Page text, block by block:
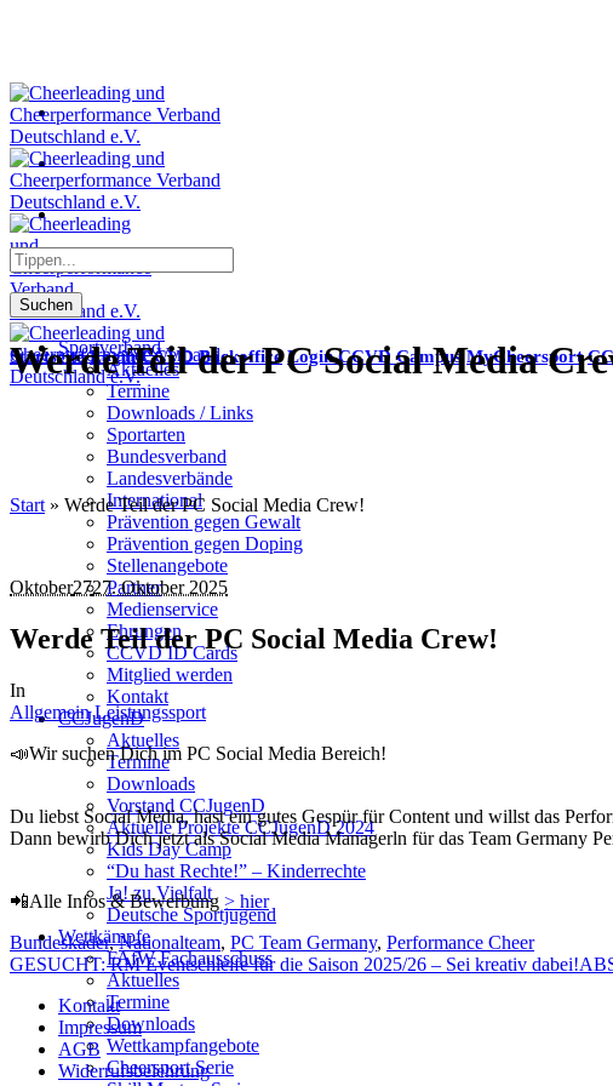
Startseite Login CCVD Backoffice Login CCVD Campus MyCheersport
Suchen
Sportverband
Aktuelles
Termine
Downloads / Links
Sportarten
Bundesverband
Landesverbände
International
Prävention gegen Gewalt
Prävention gegen Doping
Stellenangebote
Partner
Medienservice
Ehrungen
CCVD ID Cards
Mitglied werden
Kontakt
CCJugenD
Aktuelles
Termine
Downloads
Vorstand CCJugenD
Aktuelle Projekte CCJugenD 2024
Kids Day Camp
“Du hast Rechte!” – Kinderrechte
Ja! zu Vielfalt
Deutsche Sportjugend
Wettkämpfe
FAfW Fachausschuss
Aktuelles
Termine
Downloads
Wettkampfangebote
Cheersport Serie
Werde Teil der PC Social Media
Start » Werde Teil der PC Social Media Crew!
Oktober2727. Oktober 2025
Werde Teil der PC Social Media Crew!
In
Allgemein Leistungssport
📣Wir suchen Dich im PC Social Media Bereich!
Du liebst Social Media, hast ein gutes Gespür für Content und willst das
Dann bewirb Dich jetzt als Social Media Managerln für das Team Germany
📲Alle Infos & Bewerbung > hier
Bundeskader,Nationalteam, PC Team Germany, Performance Cheer
GESUCHT: RM Eventschleife für die Saison 2025/26 – Sei kreativ dabei!
Kontakt
Impressum
AGB
Widerrufsbelehrung